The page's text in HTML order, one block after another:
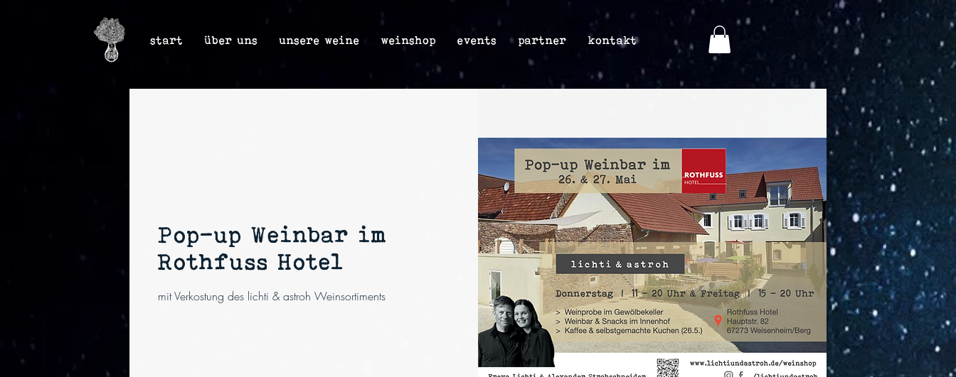
start über uns unsere weine weinshop events partner kontakt
Pop-up Weinbar im
Rothfuss Hotel
mit Verkostung des lichti & astroh Weinsortiments